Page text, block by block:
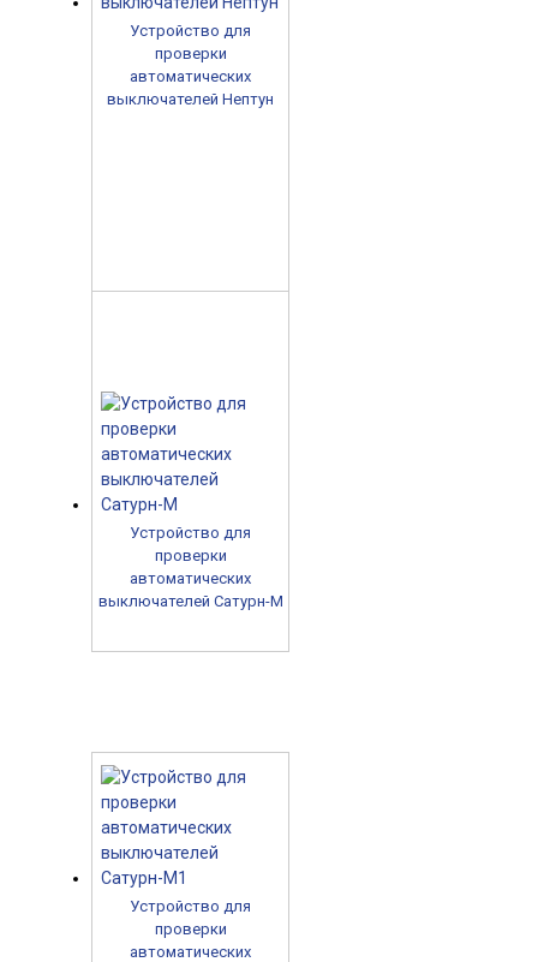
Устройство для
проверки
автоматических
выключателей Нептун
Устройство для
проверки
автоматических
выключателей Сатурн-М
Устройство для
проверки
автоматических